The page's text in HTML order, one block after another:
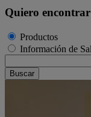
Quiero
Productos
Información de
Buscar